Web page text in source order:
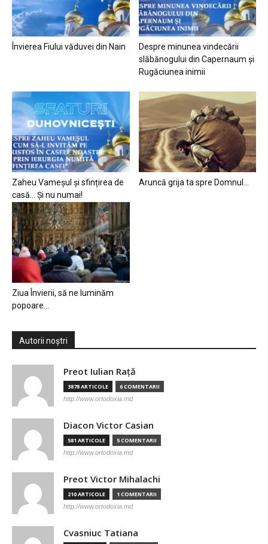
Învierea Fiului văduvei din Nain
Despre minunea vindecării
slăbănogului din Capernaum și
Rugăciunea inimii
Zaheu Vameșul și sfințirea de
casă… Și nu numai!
Aruncă grija ta spre Domnul…
Ziua Învierii, să ne luminăm
popoare…
Autorii noștri
Preot Iulian Raţă
3878 ARTICOLE 6 COMENTARII
http://www.ortodoxia.md
Diacon Victor Casian
581 ARTICOLE 5 COMENTARII
http://www.ortodoxia.md
Preot Victor Mihalachi
210 ARTICOLE 1 COMENTARII
http://www.ortodoxia.md
Cvasniuc Tatiana